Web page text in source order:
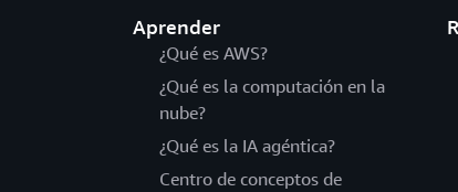
Aprender
¿Qué es AWS?
¿Qué es la computación en la
nube?
¿Qué es la IA agéntica?
Centro de conceptos de